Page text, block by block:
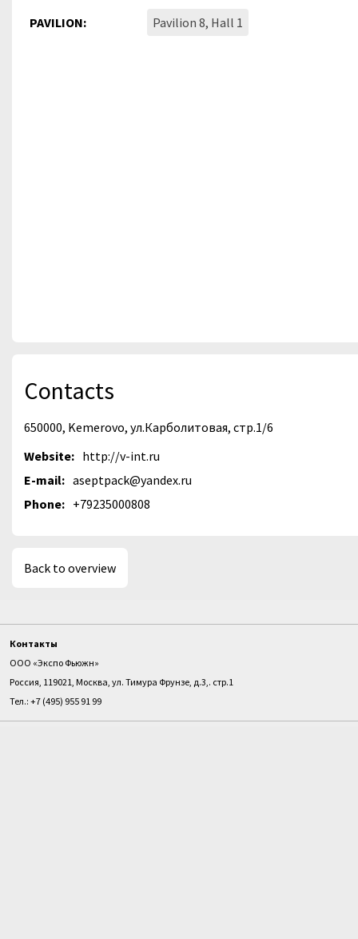
PAVILION: Pavilion 8, Hall 1
Contacts
650000, Kemerovo, ул.Карболитовая, стр.1/6
Website: http://v-int.ru
E-mail: aseptpack@yandex.ru
Phone: +79235000808
Back to overview
Контакты
ООО «Экспо Фьюжн»
Россия, 119021, Москва, ул. Тимура Фрунзе, д.3,. стр.1
Тел.: +7 (495) 955 91 99